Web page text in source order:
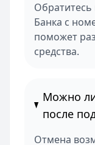
Банка с
поможет
средства.
Можно
после
Отмена